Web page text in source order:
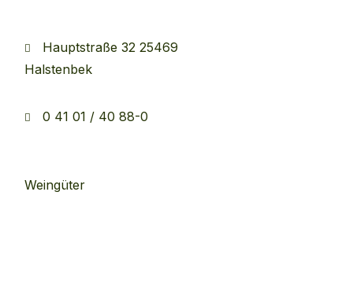
Hauptstraße 32 25469
Halstenbek
0 41 01 / 40 88-0
Weingüter